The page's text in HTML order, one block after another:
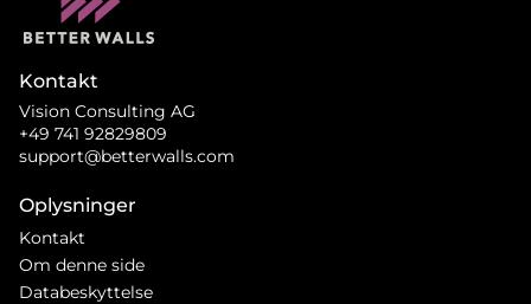
Kontakt
Vision Consulting AG
+49 741 92829809
support@betterwalls.com
Oplysninger
Kontakt
Om denne side
Databeskyttelse